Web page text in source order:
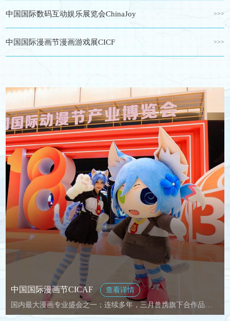
GASHAPON万代扭蛋品牌快闪店
TAMASHII万代魂品牌快闪店
中国国际数码互动娱乐展览会ChinaJoy >>>
中国国际漫画节漫画游戏展CICF >>>
中国国际漫画节CICAF
查看详情
国内最大漫画专业盛会之一；连续多年，三月兽携旗下合作品牌参展中国国际漫画节。